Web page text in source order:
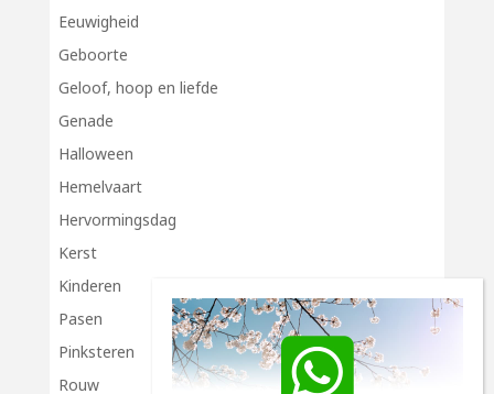
Eeuwigheid
Geboorte
Geloof, hoop en liefde
Genade
Halloween
Hemelvaart
Hervormingsdag
Kerst
Kinderen
Pasen
Pinksteren
Rouw